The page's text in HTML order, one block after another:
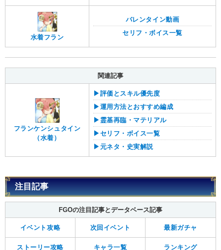
水着フラン
バレンタイン動画
セリフ・ボイス一覧
関連記事
フランケンシュタイン
（水着）
▶︎評価とスキル優先度
▶︎運用方法とおすすめ編成
▶︎霊基再臨・マテリアル
▶︎セリフ・ボイス一覧
▶︎元ネタ・史実解説
注目記事
FGOの注目記事とデータベース記事
イベント攻略 次回イベント 最新ガチャ
ストーリー攻略 キャラ一覧 ランキング